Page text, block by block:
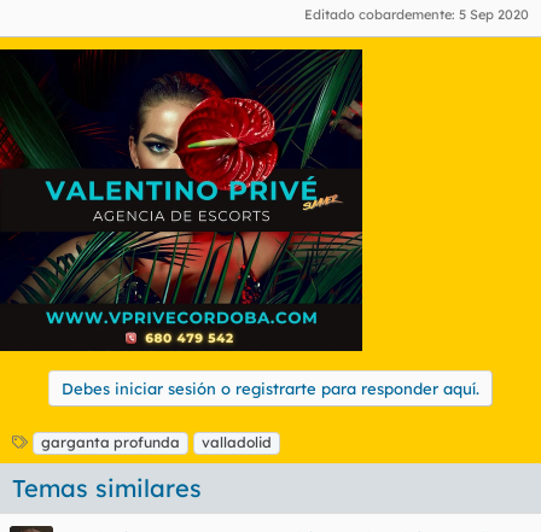
Editado cobardemente: 5 Sep 2020
Debes iniciar sesión o registrarte para responder aquí.
E
t
i
u
garganta profunda valladolid
Temas similares